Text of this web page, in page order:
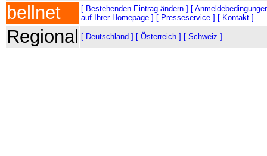
bellnet [ Bestehenden Eintrag ändern ] [
auf Ihrer Homepage ] [ Presseservice ] [ Kontakt ]
Regional [ Deutschland ] [ Österreich ] [ Schweiz ]